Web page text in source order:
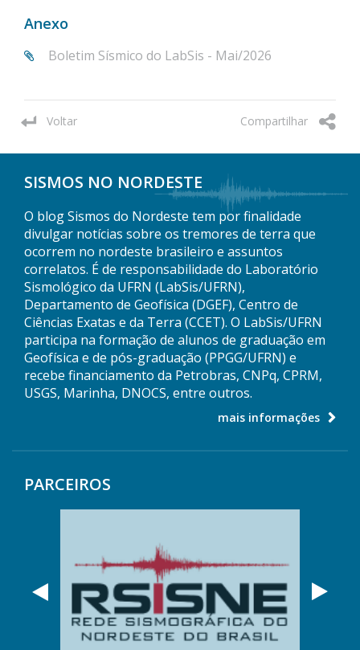
Anexo
Boletim Sísmico do LabSis - Mai/2026
Voltar Compartilhar
SISMOS NO NORDESTE
O blog Sismos do Nordeste tem por finalidade
divulgar notícias sobre os tremores de terra que
ocorrem no nordeste brasileiro e assuntos
correlatos. É de responsabilidade do Laboratório
Sismológico da UFRN (LabSis/UFRN),
Departamento de Geofísica (DGEF), Centro de
Ciências Exatas e da Terra (CCET). O LabSis/UFRN
participa na formação de alunos de graduação em
Geofísica e de pós-graduação (PPGG/UFRN) e
recebe financiamento da Petrobras, CNPq, CPRM,
USGS, Marinha, DNOCS, entre outros.
mais informações
PARCEIROS
Anterior